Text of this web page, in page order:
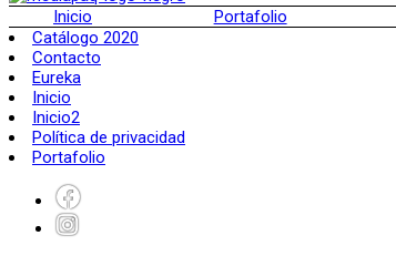
Inicio Portafolio
Catálogo 2020
Contacto
Eureka
Inicio
Inicio2
Política de privacidad
Portafolio